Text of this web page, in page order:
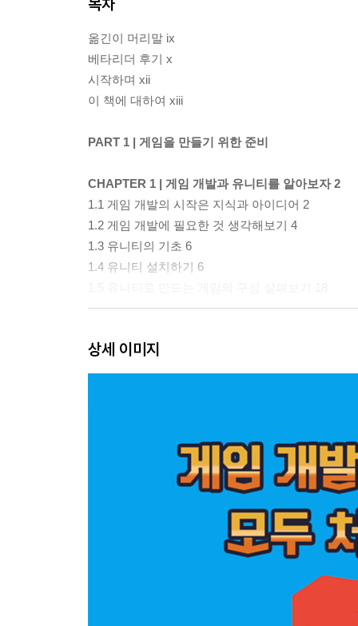
옮긴이 머리말 ix
베타리더 후기 x
시작하며 xii
이 책에 대하여 xiii
PART 1 | 게임을 만들기 위한 준비
CHAPTER 1 | 게임 개발과 유니티를 알아보자 2
1.1 게임 개발의 시작은 지식과 아이디어 2
1.2 게임 개발에 필요한 것 생각해보기 4
1.3 유니티의 기초 6
1.4 유니티 설치하기 6
2.1 프로젝트 만들기 20
2.2 게임 화면 만들기 25
3.1 스크립트로 게임 오브젝트 조작하기 53
3.2 C# 프로그래밍의 기초 59
3.3 PlayerController 스크립트 살펴보기 65
PART 2 | 사이드뷰 게임 만들기
CHAPTER 4 | 사이드뷰 게임의 기본 시스템 만들
상세 이미지